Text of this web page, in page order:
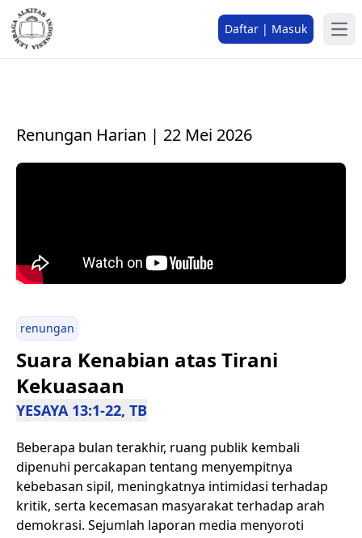
Daftar | Masuk
Renungan Harian | 22 Mei 2026
renungan
Suara Kenabian atas Tirani
Kekuasaan
YESAYA 13:1-22, TB
Beberapa bulan terakhir, ruang publik kembali
dipenuhi percakapan tentang menyempitnya
kebebasan sipil, meningkatnya intimidasi terhadap
kritik, serta kecemasan masyarakat terhadap arah
demokrasi. Sejumlah laporan media menyoroti